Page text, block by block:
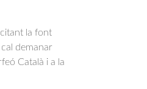
la font
demanar
Català i a la